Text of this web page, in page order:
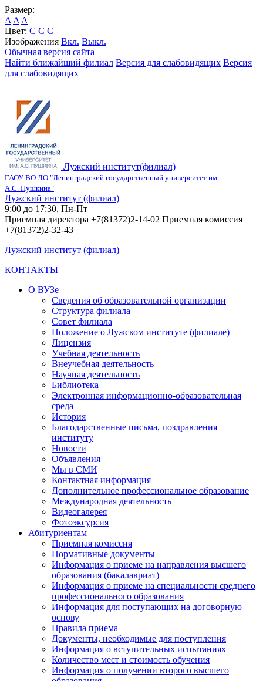
Размер:
A A A
Цвет: C C C
Изображения Вкл. Выкл.
Обычная версия сайта
Найти ближайший филиал Версия для слабовидящих Версия
для слабовидящих
Лужский институт(филиал)
ГАОУ ВО ЛО "Ленинградский государственный университет им.
А.С. Пушкина"
Лужский институт (филиал)
9:00 до 17:30, Пн-Пт
Приемная директора +7(81372)2-14-02 Приемная комиссия
+7(81372)2-32-43
Лужский институт (филиал)
КОНТАКТЫ
О ВУЗе
Сведения об образовательной организации
Структура филиала
Совет филиала
Положение о Лужском институте (филиале)
Лицензия
Учебная деятельность
Внеучебная деятельность
Научная деятельность
Библиотека
Электронная информационно-образовательная
среда
История
Благодарственные письма, поздравления
институту
Новости
Объявления
Мы в СМИ
Контактная информация
Дополнительное профессиональное образование
Международная деятельность
Видеогалерея
Фотоэксурсия
Абитуриентам
Приемная комиссия
Нормативные документы
Информация о приеме на направления высшего
образования (бакалавриат)
Информация о приеме на специальности среднего
профессионального образования
Информация для поступающих на договорную
основу
Правила приема
Документы, необходимые для поступления
Информация о вступительных испытаниях
Количество мест и стоимость обучения
Информация о получении второго высшего